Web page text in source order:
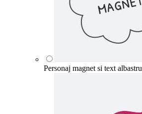
Personaj magnet si text albastru